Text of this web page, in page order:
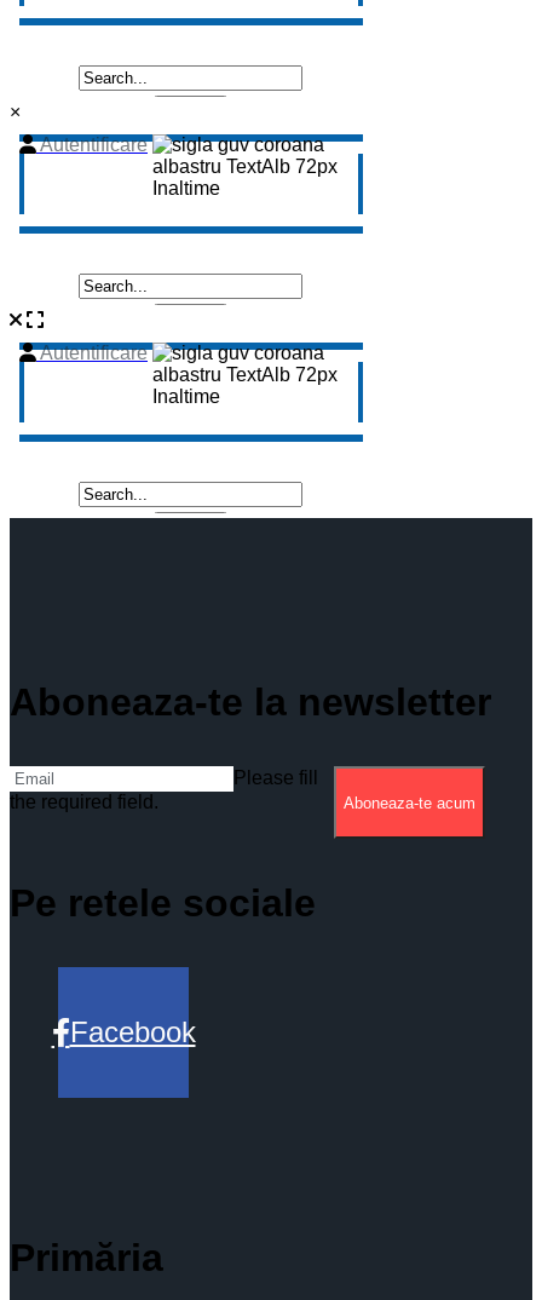
×
Aboneaza-te la newsletter
Please fill
the required field.
Aboneaza-te acum
Pe retele sociale
Facebook
Primăria